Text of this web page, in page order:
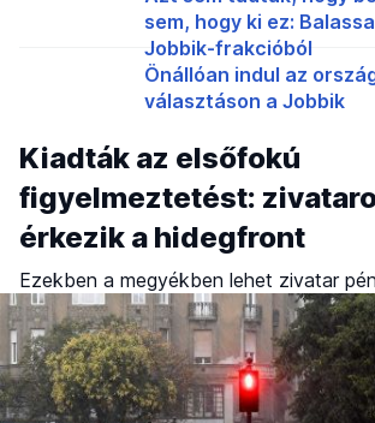
sem, hogy ki ez:
Jobbik-frakcióból
Önállóan indul az
választáson a Jobbik
Kiadták az elsőfokú
figyelmeztetést:
érkezik a hidegfront
Ezekben a megyékben lehet zivatar